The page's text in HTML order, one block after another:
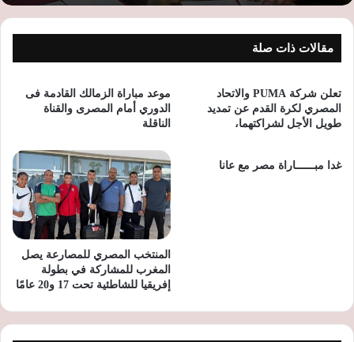
مقالات ذات صلة
تعلن شركة PUMA والاتحاد
المصري لكرة القدم عن تمديد
طويل الأجل لشراكتهما،
موعد مباراة الزمالك القادمة فى
الدوري أمام المصرى والقناة
الناقلة
غدا مبــــــاراة مصر مع عانا
المنتخب المصري للمصارعة يصل
المغرب للمشاركة في بطولة
إفريقيا للشاطئية تحت 17 و20 عامًا